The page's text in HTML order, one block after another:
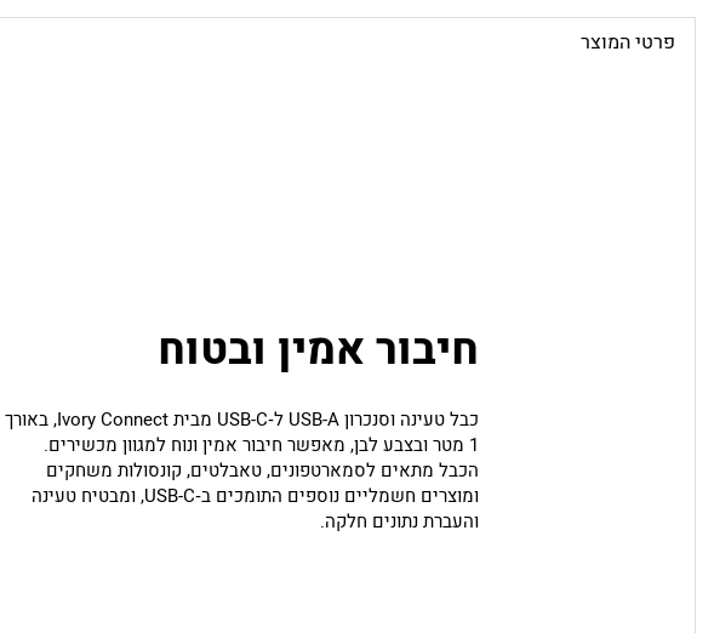
פרטי המוצר
חיבור אמין ובטוח
כבל טעינה וסנכרון USB-A ל‑USB-C מבית Ivory Connect, באורך
1 מטר ובצבע לבן, מאפשר חיבור אמין ונוח למגוון מכשירים.
הכבל מתאים לסמארטפונים, טאבלטים, קונסולות משחקים
ומוצרים חשמליים נוספים התומכים ב‑USB-C, ומבטיח טעינה
והעברת נתונים חלקה.